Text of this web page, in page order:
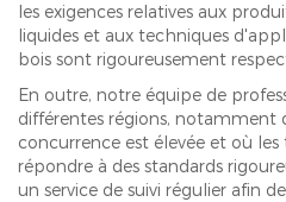
les exigences relatives aux
liquides et aux techniques
bois sont rigoureusement
En outre, notre équipe de
différentes régions, notamment
concurrence est élevée et où
répondre à des standards
un service de suivi régulier afin